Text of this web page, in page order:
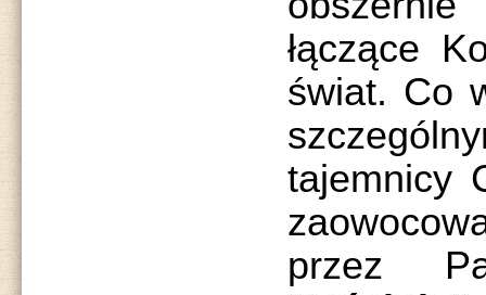
łączące
świat. Co
tajemnicy
przez